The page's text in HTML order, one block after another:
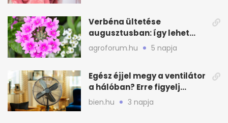
Verbéna ültetése
augusztusban: így lehet
még idén virágos a kert
agroforum.hu 5 napja
Egész éjjel megy a ventilátor
a hálóban? Erre figyelj
alvásnál nyáron
bien.hu 3 napja